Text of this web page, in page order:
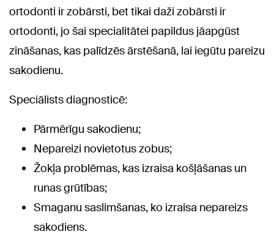
ortodonti ir zobārsti, bet tikai daži zobārsti ir
ortodonti, jo šai specialitātei papildus jāapgūst
zināšanas, kas palīdzēs ārstēšanā, lai iegūtu pareizu
sakodienu.
Speciālists diagnosticē:
Pārmērīgu sakodienu;
Nepareizi novietotus zobus;
Žokļa problēmas, kas izraisa košļāšanas un
runas grūtības;
Smaganu saslimšanas, ko izraisa nepareizs
sakodiens.